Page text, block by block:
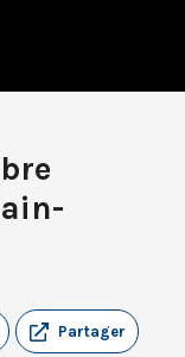
Partager